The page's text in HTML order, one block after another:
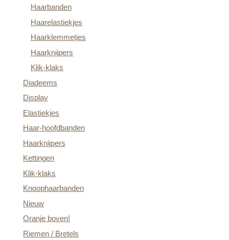
Haarbanden
Haarelastiekjes
Haarklemmetjes
Haarknijpers
Klik-klaks
Diadeems
Display
Elastiekjes
Haar-hoofdbanden
Haarknijpers
Kettingen
Klik-klaks
Knoophaarbanden
Nieuw
Oranje boven!
Riemen / Bretels